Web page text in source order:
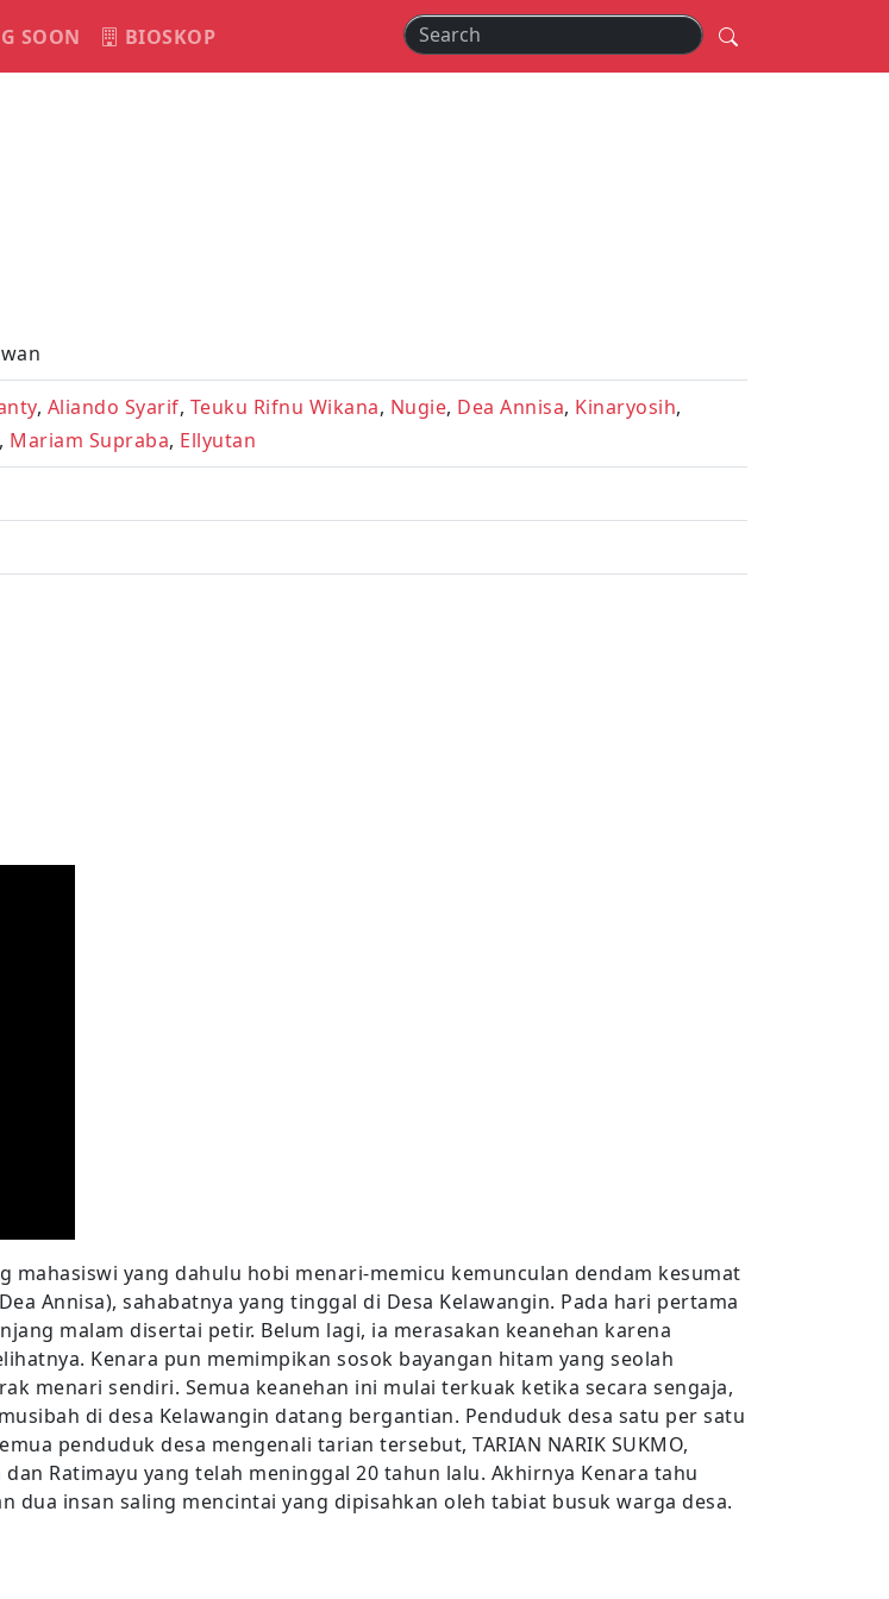
SOON BIOSKOP
, Aliando Syarif, Teuku Rifnu Wikana, Nugie, Dea Annisa, Kinaryosih,
, Mariam Supraba, Ellyutan
mahasiswi yang dahulu hobi menari-memicu kemunculan dendam kesumat
Annisa), sahabatnya yang tinggal di Desa Kelawangin. Pada hari pertama
malam disertai petir. Belum lagi, ia merasakan keanehan karena
Kenara pun memimpikan sosok bayangan hitam yang seolah
menari sendiri. Semua keanehan ini mulai terkuak ketika secara sengaja,
di desa Kelawangin datang bergantian. Penduduk desa satu per satu
penduduk desa mengenali tarian tersebut, TARIAN NARIK SUKMO,
Ratimayu yang telah meninggal 20 tahun lalu. Akhirnya Kenara tahu
dua insan saling mencintai yang dipisahkan oleh tabiat busuk warga desa.